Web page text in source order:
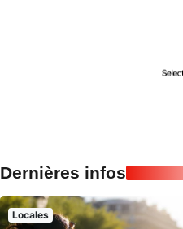
Dernières infos
Locales